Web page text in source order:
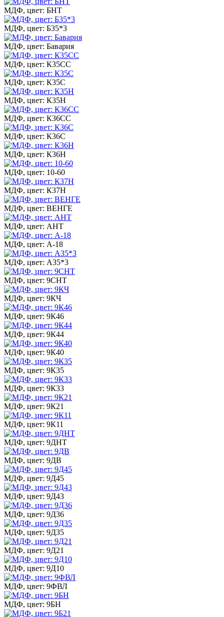
МДФ, цвет: БНТ
МДФ, цвет: Б35*3
МДФ, цвет: Бавария
МДФ, цвет: К35СС
МДФ, цвет: К35С
МДФ, цвет: К35Н
МДФ, цвет: К36СС
МДФ, цвет: К36С
МДФ, цвет: К36Н
МДФ, цвет: 10-60
МДФ, цвет: К37Н
МДФ, цвет: ВЕНГЕ
МДФ, цвет: АНТ
МДФ, цвет: А-18
МДФ, цвет: А35*3
МДФ, цвет: 9СНТ
МДФ, цвет: 9КЧ
МДФ, цвет: 9К46
МДФ, цвет: 9К44
МДФ, цвет: 9К40
МДФ, цвет: 9К35
МДФ, цвет: 9К33
МДФ, цвет: 9К21
МДФ, цвет: 9К11
МДФ, цвет: 9ДНТ
МДФ, цвет: 9ДВ
МДФ, цвет: 9Д45
МДФ, цвет: 9Д43
МДФ, цвет: 9Д36
МДФ, цвет: 9Д35
МДФ, цвет: 9Д21
МДФ, цвет: 9Д10
МДФ, цвет: 9ФВЛ
МДФ, цвет: 9БН